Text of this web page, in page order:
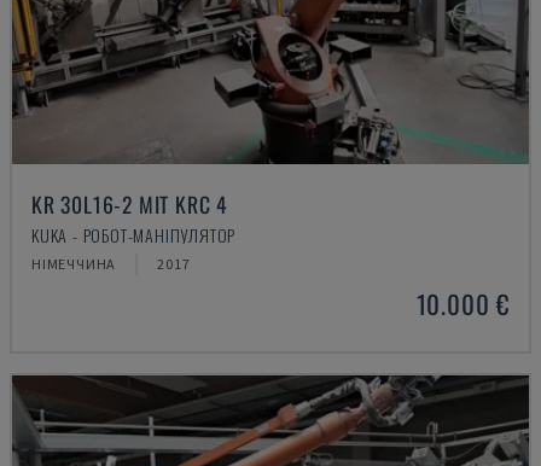
KR 30L16-2 MIT KRC 4
KUKA - РОБОТ-МАНІПУЛЯТОР
НІМЕЧЧИНА 2017
10.000 €